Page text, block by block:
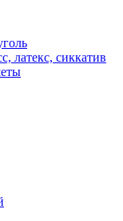
латекс, сиккатив